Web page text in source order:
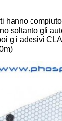
hanno
soltanto gli
gli adesivi